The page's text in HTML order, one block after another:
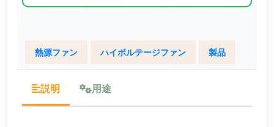
熱源ファン ハイボルテージファン 製品
説明 用途